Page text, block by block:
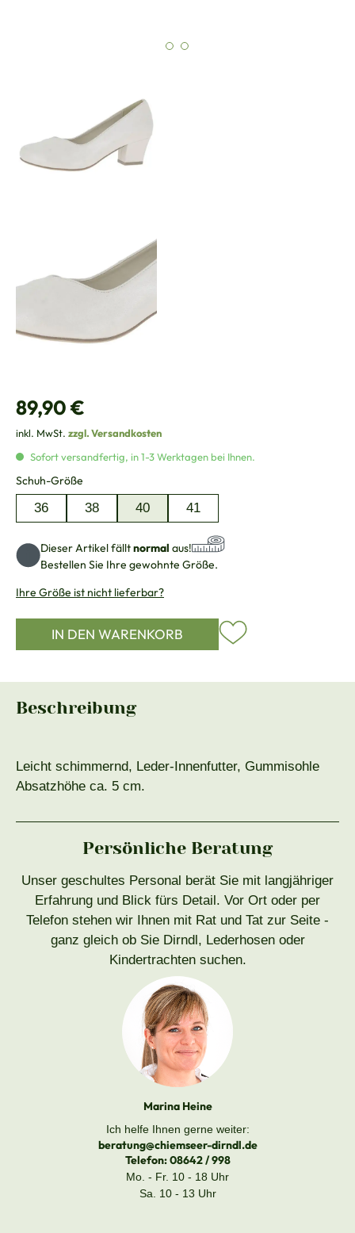
Regulärer Preis:
89,90 €
inkl. MwSt. zzgl. Versandkosten
Sofort versandfertig, in 1-3 Werktagen bei Ihnen.
Schuh-Größe
36 38 40 41
Dieser Artikel fälltnormal aus!
Bestellen Sie Ihre gewohnte Größe.
Ihre Größe ist nicht lieferbar?
IN DEN WARENKORB
Beschreibung
Leicht schimmernd, Leder-Innenfutter, Gummisohle
Absatzhöhe ca. 5 cm.
Persönliche Beratung
Unser geschultes Personal berät Sie mit langjähriger
Erfahrung und Blick fürs Detail. Vor Ort oder per
Telefon stehen wir Ihnen mit Rat und Tat zur Seite -
ganz gleich ob Sie Dirndl, Lederhosen oder
Kindertrachten suchen.
Marina Heine
Ich helfe Ihnen gerne weiter:
beratung@chiemseer-dirndl.de
Telefon:08642 / 998
Mo. - Fr. 10 - 18 Uhr
Sa. 10 - 13 Uhr